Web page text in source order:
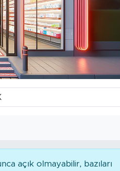
açık olmayabilir, bazıları